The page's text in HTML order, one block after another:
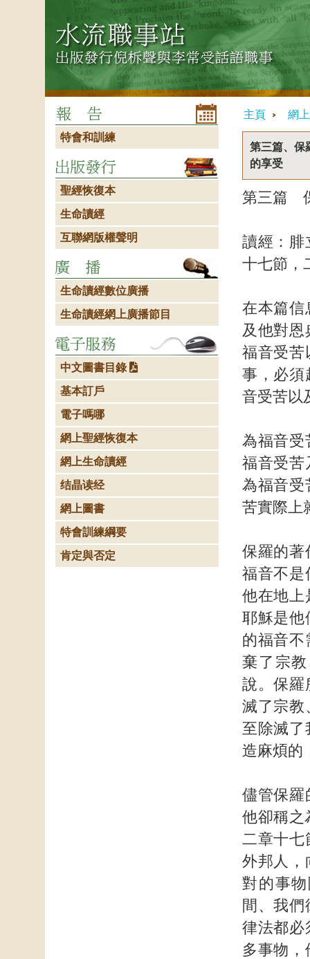
主頁 網
第三篇、保
的享受
第三篇
讀經：腓
十七節，
在本篇信
及他對恩
福音受苦
事，必須
音受苦以
為福音受
福音受苦
為福音受
苦實際上
保羅的著
福音不是
他在地上
耶穌是他
的福音不
棄了宗
說。保羅
滅了宗教
至除滅了
造麻煩的
儘管保羅
他卻稱之
二章十七
外邦人，
對的事
間、我
律法都必
多事物
特會和訓練
聖經恢復本
生命讀經
互聯網版權聲明
生命讀經數位廣播
生命讀經網上廣播節目
中文圖書目錄
基本訂戶
電子嗎哪
網上聖經恢復本
網上生命讀經
结晶读经
網上圖書
特會訓練綱要
肯定與否定